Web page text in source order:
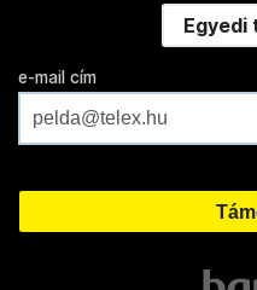
Egyedi
e-mail cím